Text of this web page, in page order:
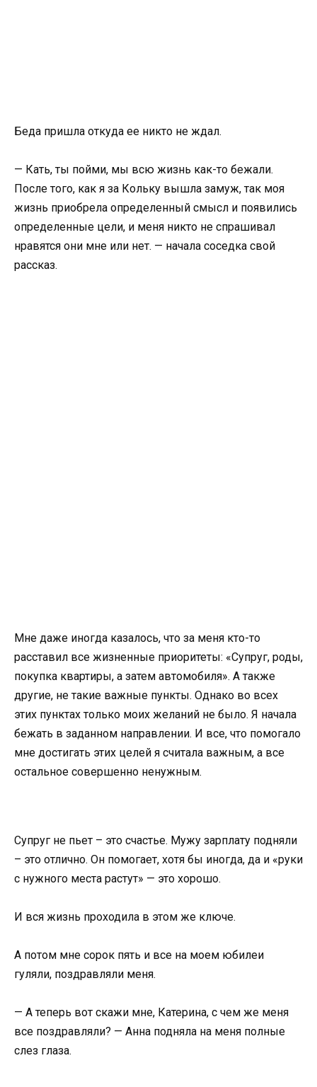
Беда пришла откуда ее никто не ждал.
— Кать, ты пойми, мы всю жизнь как-то бежали.
После того, как я за Кольку вышла замуж, так моя
жизнь приобрела определенный смысл и появились
определенные цели, и меня никто не спрашивал
нравятся они мне или нет. — начала соседка свой
рассказ.
Мне даже иногда казалось, что за меня кто-то
расставил все жизненные приоритеты: «Супруг, роды,
покупка квартиры, а затем автомобиля». А также
другие, не такие важные пункты. Однако во всех
этих пунктах только моих желаний не было. Я начала
бежать в заданном направлении. И все, что помогало
мне достигать этих целей я считала важным, а все
остальное совершенно ненужным.
Супруг не пьет – это счастье. Мужу зарплату подняли
– это отлично. Он помогает, хотя бы иногда, да и «руки
с нужного места растут» — это хорошо.
И вся жизнь проходила в этом же ключе.
А потом мне сорок пять и все на моем юбилеи
гуляли, поздравляли меня.
— А теперь вот скажи мне, Катерина, с чем же меня
все поздравляли? — Анна подняла на меня полные
слез глаза.